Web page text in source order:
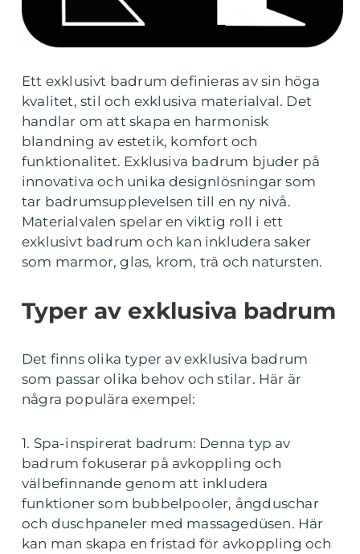
Ett exklusivt badrum definieras av sin höga
kvalitet, stil och exklusiva materialval. Det
handlar om att skapa en harmonisk
blandning av estetik, komfort och
funktionalitet. Exklusiva badrum bjuder på
innovativa och unika designlösningar som
tar badrumsupplevelsen till en ny nivå.
Materialvalen spelar en viktig roll i ett
exklusivt badrum och kan inkludera saker
som marmor, glas, krom, trä och natursten.
Typer av exklusiva badrum
Det finns olika typer av exklusiva badrum
som passar olika behov och stilar. Här är
några populära exempel:
1. Spa-inspirerat badrum: Denna typ av
badrum fokuserar på avkoppling och
välbefinnande genom att inkludera
funktioner som bubbelpooler, ångduschar
och duschpaneler med massagedüsen. Här
kan man skapa en fristad för avkoppling och